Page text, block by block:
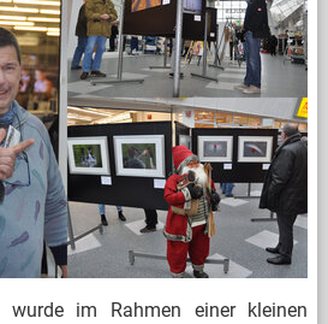
wurde im Rahmen einer kleinen